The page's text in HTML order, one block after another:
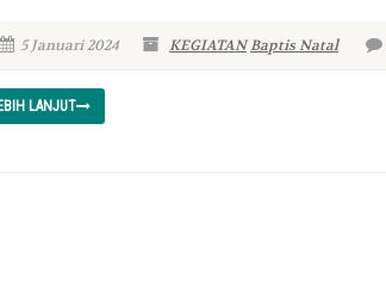
5 Januari 2024 KEGIATANBaptis Natal
LANJUT